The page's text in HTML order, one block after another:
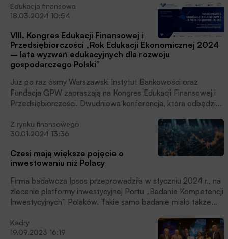
Tomasz Bardziłowski.
Edukacja finansowa
18.03.2024 10:54
VIII. Kongres Edukacji Finansowej i
Przedsiębiorczości „Rok Edukacji Ekonomicznej 2024
– lata wyzwań edukacyjnych dla rozwoju
gospodarczego Polski”
Już po raz ósmy Warszawski Instytut Bankowości oraz
Fundacja GPW zapraszają na Kongres Edukacji Finansowej i
Przedsiębiorczości. Dwudniowa konferencja, która odbędzie
najważniejsze i największe tego typu wydarzenie w Polsce
poświęcone edukacji ekonomicznej. Biznes, polityka i nauka
spotykają się, aby nawzajem się inspirować. To platforma
dyskusji, międzyśrodowiskowej wymiany doświadczeń oraz
rozwoju współpracy i działań edukacyjnych w zakresie
ekonomii, finansów, cyberbezpieczeństwa i
przedsiębiorczości.
Z rynku finansowego
30.01.2024 13:36
Czesi mają większe pojęcie o
inwestowaniu niż Polacy
Firma badawcza Ipsos przeprowadziła w styczniu 2024 r., na
zlecenie platformy inwestycyjnej Portu „Badanie Kompetencji
Inwestycyjnych” Polaków. Takie samo badanie miało także
Kadry
19.09.2023 16:19